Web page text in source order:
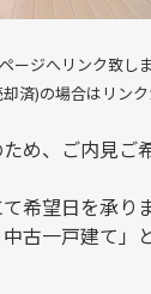
ジへリンク致しま
済)の場合はリン
め、ご内見ご
希望日を承りま
古一戸建て」